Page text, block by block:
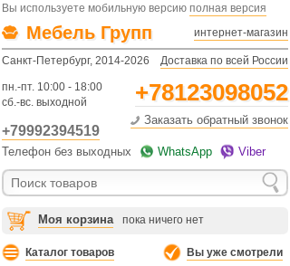
Вы используете мобильную версию полная версия
Мебель Групп интернет-магазин
Санкт-Петербург, 2014-2026 Доставка по всей России
пн.-пт. 10:00 - 18:00
сб.-вс. выходной
+78123098052
+79992394519
Заказать обратный звонок
Телефон без выходных WhatsApp Viber
Моя корзина пока ничего нет
Каталог товаров Вы уже смотрели